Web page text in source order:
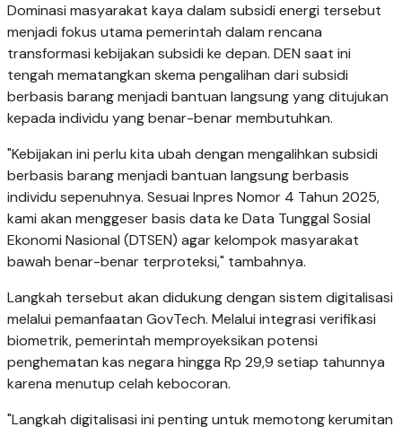
Dominasi masyarakat kaya dalam subsidi energi tersebut
menjadi fokus utama pemerintah dalam rencana
transformasi kebijakan subsidi ke depan. DEN saat ini
tengah mematangkan skema pengalihan dari subsidi
berbasis barang menjadi bantuan langsung yang ditujukan
kepada individu yang benar-benar membutuhkan.
"Kebijakan ini perlu kita ubah dengan mengalihkan subsidi
berbasis barang menjadi bantuan langsung berbasis
individu sepenuhnya. Sesuai Inpres Nomor 4 Tahun 2025,
kami akan menggeser basis data ke Data Tunggal Sosial
Ekonomi Nasional (DTSEN) agar kelompok masyarakat
bawah benar-benar terproteksi," tambahnya.
Langkah tersebut akan didukung dengan sistem digitalisasi
melalui pemanfaatan GovTech. Melalui integrasi verifikasi
biometrik, pemerintah memproyeksikan potensi
penghematan kas negara hingga Rp 29,9 setiap tahunnya
karena menutup celah kebocoran.
"Langkah digitalisasi ini penting untuk memotong kerumitan